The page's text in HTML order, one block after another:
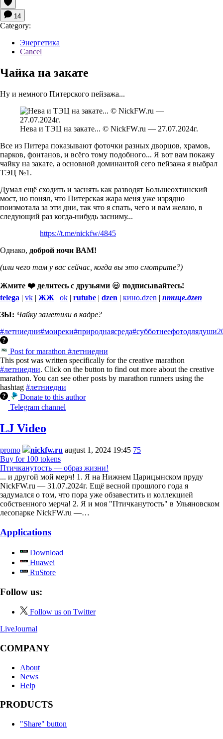
14
Category:
Энергетика
Cancel
Чайка на закате
Ну и немного Питерского пейзажа...
Нева и ТЭЦ на закате... © NickFW.ru — 27.07.2024г.
Все из Питера показывают фоточки разных дворцов, храмов,
парков, фонтанов, и всёго тому подобного... Я вот вам покажу
чайку на закате, а основной доминантой сего пейзажа я выбрал
ТЭЦ №1.
Думал ещё сходить и заснять как разводят Большеохтинский
мост, но понял, что Питерская жара меня уже изрядно
поизмотала за эти дни, так что я спать, чего и вам желаю, в
следующий раз когда-нибудь засниму...
https://t.me/nickfw/4845
Однако, доброй ночи ВАМ!
(или чего там у вас сейчас, когда вы это смотрите?)
Жмите ❤️ делитесь с друзьями 😃 подписывайтесь!
telega | vk | ЖЖ | ok | rutube | dzen | кино.dzen | птице.дzen
ЗЫ: Чайку заметили в кадре?
#летниедни#моиреки#природнаясреда#субботнеефотодлядуши
Post for marathon #летниедни
This post was written specifically for the creative marathon
#летниедни. Click on the button to find out more about the creative
marathon. You can see other posts by marathon runners using the
hashtag #летниедни
Donate to this author
Telegram channel
LJ Video
promo nickfw.ru august 1, 2024 19:45 75
Buy for 100 tokens
Птичканутость — образ жизни!
... и другой мой мерч! 1. Я на Нижнем Царицынском пруду
NickFW.ru — 31.07.2024г. Ещё весной прошлого года я
задумался о том, что пора уже обзавестить и коллекцией
собственного мерча! 2. Я и моя "Птичканутость" в Ульяновском
лесопарке NickFW.ru —…
Applications
Download
Huawei
RuStore
Follow us:
Follow us on Twitter
LiveJournal
COMPANY
About
News
Help
PRODUCTS
"Share" button